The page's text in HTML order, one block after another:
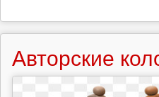
Авторские